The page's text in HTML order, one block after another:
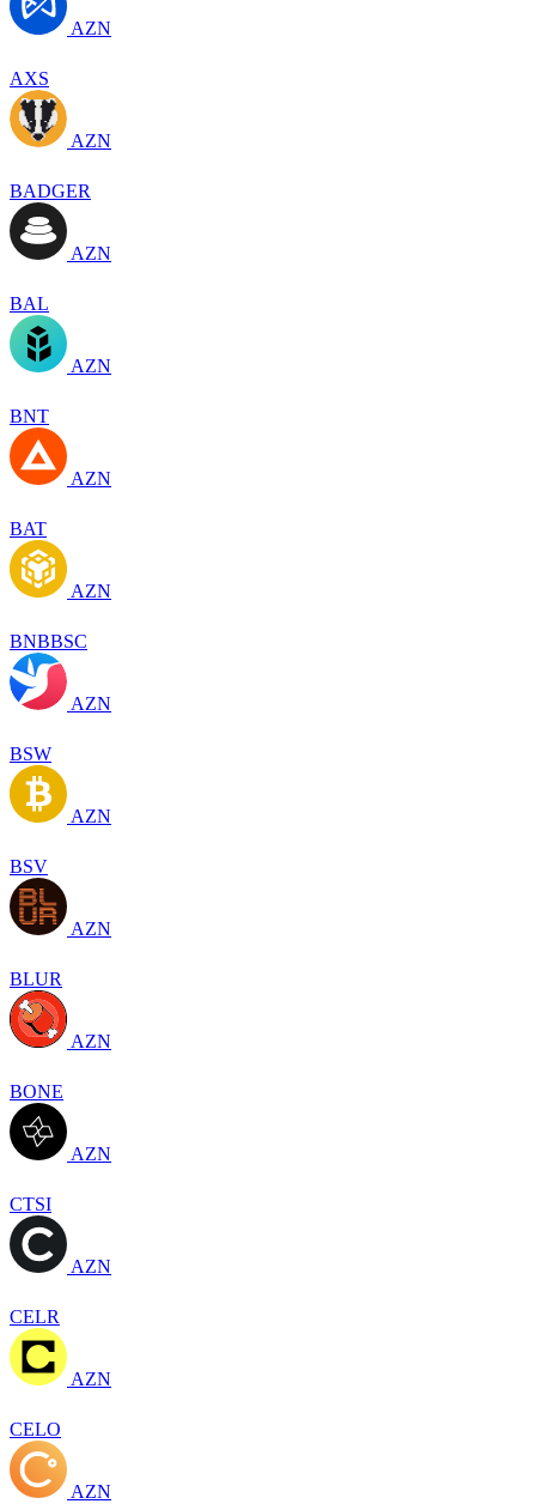
AZN
AXS
AZN
BADGER
AZN
BAL
AZN
BNT
AZN
BAT
AZN
BNBBSC
AZN
BSW
AZN
BSV
AZN
BLUR
AZN
BONE
AZN
CTSI
AZN
CELR
AZN
CELO
AZN